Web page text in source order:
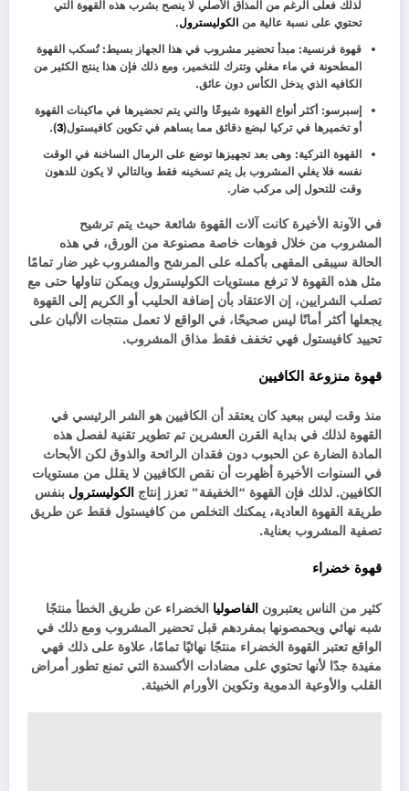
لذلك فعلى الرغم من المذاق الأصلي لا ينصح بشرب هذه القهوة التي
تحتوي على نسبة عالية من الكوليسترول.
قهوة فرنسية: مبدأ تحضير مشروب في هذا الجهاز بسيط: تُسكب القهوة
المطحونة في ماء مغلي وتترك للتخمير، ومع ذلك فإن هذا ينتج الكثير من
الكافيه الذي يدخل الكأس دون عائق.
إسبرسو: أكثر أنواع القهوة شيوعًا والتي يتم تحضيرها في ماكينات القهوة
أو تخميرها في تركيا لبضع دقائق مما يساهم في تكوين كافيستول(3
).
القهوة التركية: وهى بعد تجهيزها توضع على الرمال الساخنة في الوقت
نفسه فلا يغلي المشروب بل يتم تسخينه فقط وبالتالي لا يكون للدهون
وقت للتحول إلى مركب ضار.
في الآونة الأخيرة كانت آلات القهوة شائعة حيث يتم ترشيح
المشروب من خلال فوهات خاصة مصنوعة من الورق، في هذه
الحالة سيبقى المقهى بأكمله على المرشح والمشروب غير ضار تمامًا
مثل هذه القهوة لا ترفع مستويات الكوليسترول ويمكن تناولها حتى مع
تصلب الشرايين، إن الاعتقاد بأن إضافة الحليب أو الكريم إلى القهوة
يجعلها أكثر أمانًا ليس صحيحًا، في الواقع لا تعمل منتجات الألبان على
تحييد كافيستول فهي تخفف فقط مذاق المشروب.
قهوة منزوعة الكافيين
منذ وقت ليس ببعيد كان يعتقد أن الكافيين هو الشر الرئيسي في
القهوة لذلك في بداية القرن العشرين تم تطوير تقنية لفصل هذه
المادة الضارة عن الحبوب دون فقدان الرائحة والذوق لكن الأبحاث
في السنوات الأخيرة أظهرت أن نقص الكافيين لا يقلل من مستويات
الكافيين. لذلك فإن القهوة “الخفيفة” تعزز إنتاج الكوليسترول بنفس
طريقة القهوة العادية، يمكنك التخلص من كافيستول فقط عن طريق
تصفية المشروب بعناية.
قهوة خضراء
كثير من الناس يعتبرون الفاصوليا الخضراء عن طريق الخطأ منتجًا
شبه نهائي ويحمصونها بمفردهم قبل تحضير المشروب ومع ذلك في
الواقع تعتبر القهوة الخضراء منتجًا نهائيًا تمامًا، علاوة على ذلك فهي
مفيدة جدًا لأنها تحتوي على مضادات الأكسدة التي تمنع تطور أمراض
القلب والأوعية الدموية وتكوين الأورام الخبيثة.